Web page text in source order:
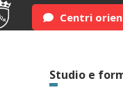
Centri
Studio e